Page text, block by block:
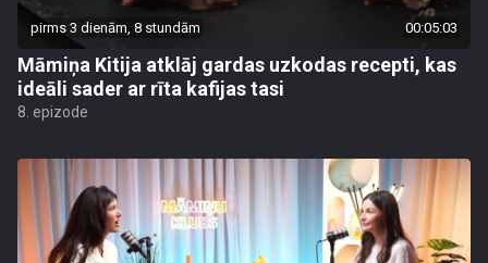
pirms 3 dienām, 8 stundām 00:05:03
Māmiņa Kitija atklāj gardas uzkodas recepti, kas
ideāli sader ar rīta kafijas tasi
8. epizode